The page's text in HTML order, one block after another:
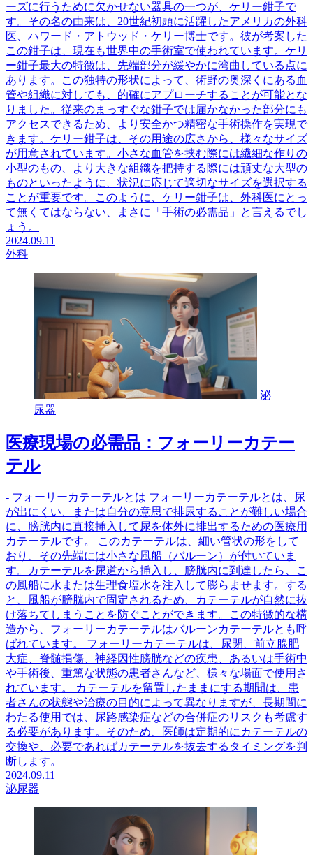
ーズに行うために欠かせない器具の一つが、ケリー鉗子で
す。その名の由来は、20世紀初頭に活躍したアメリカの外科
医、ハワード・アトウッド・ケリー博士です。彼が考案した
この鉗子は、現在も世界中の手術室で使われています。ケリ
ー鉗子最大の特徴は、先端部分が緩やかに湾曲している点に
あります。この独特の形状によって、術野の奥深くにある血
管や組織に対しても、的確にアプローチすることが可能とな
りました。従来のまっすぐな鉗子では届かなかった部分にも
アクセスできるため、より安全かつ精密な手術操作を実現で
きます。ケリー鉗子は、その用途の広さから、様々なサイズ
が用意されています。小さな血管を挟む際には繊細な作りの
小型のもの、より大きな組織を把持する際には頑丈な大型の
ものといったように、状況に応じて適切なサイズを選択する
ことが重要です。このように、ケリー鉗子は、外科医にとっ
て無くてはならない、まさに「手術の必需品」と言えるでし
ょう。
2024.09.11
外科
泌
尿器
医療現場の必需品：フォーリーカテー
テル
- フォーリーカテーテルとは フォーリーカテーテルとは、尿
が出にくい、または自分の意思で排尿することが難しい場合
に、膀胱内に直接挿入して尿を体外に排出するための医療用
カテーテルです。 このカテーテルは、細い管状の形をして
おり、その先端には小さな風船（バルーン）が付いていま
す。カテーテルを尿道から挿入し、膀胱内に到達したら、こ
の風船に水または生理食塩水を注入して膨らませます。する
と、風船が膀胱内で固定されるため、カテーテルが自然に抜
け落ちてしまうことを防ぐことができます。この特徴的な構
造から、フォーリーカテーテルはバルーンカテーテルとも呼
ばれています。 フォーリーカテーテルは、尿閉、前立腺肥
大症、脊髄損傷、神経因性膀胱などの疾患、あるいは手術中
や手術後、重篤な状態の患者さんなど、様々な場面で使用さ
れています。 カテーテルを留置したままにする期間は、患
者さんの状態や治療の目的によって異なりますが、長期間に
わたる使用では、尿路感染症などの合併症のリスクも考慮す
る必要があります。そのため、医師は定期的にカテーテルの
交換や、必要であればカテーテルを抜去するタイミングを判
断します。
2024.09.11
泌尿器